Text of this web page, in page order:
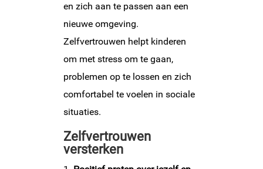
en zich aan te passen aan een
nieuwe omgeving.
Zelfvertrouwen helpt kinderen
om met stress om te gaan,
problemen op te lossen en zich
comfortabel te voelen in sociale
situaties.
Zelfvertrouwen
versterken